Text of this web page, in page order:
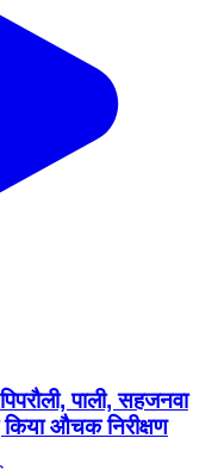
पाली, सहजनवा
किया औचक निरीक्षण